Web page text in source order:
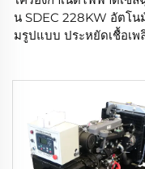
น SDEC 228KW อัตโน
มรูปแบบ ประหยัดเชื้อเพ